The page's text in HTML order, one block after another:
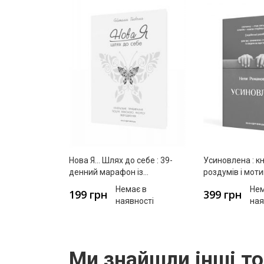
Нова Я… Шлях до себе : 39-
денний марафон із
відновлення психічних та
фізичних сил
199 грн
Немає в
наявності
Усиновлена :
роздумів і
399 грн